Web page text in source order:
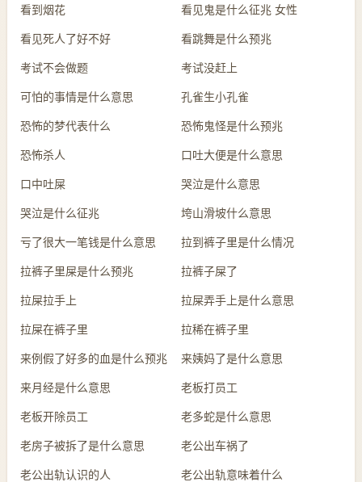
看到烟花 看见鬼是什么征兆 女性
看见死人了好不好 看跳舞是什么预兆
考试不会做题 考试没赶上
可怕的事情是什么意思 孔雀生小孔雀
恐怖的梦代表什么 恐怖鬼怪是什么预兆
恐怖杀人 口吐大便是什么意思
口中吐屎 哭泣是什么意思
哭泣是什么征兆 垮山滑坡什么意思
亏了很大一笔钱是什么意思 拉到裤子里是什么情况
拉裤子里屎是什么预兆 拉裤子屎了
拉屎拉手上 拉屎弄手上是什么意思
拉屎在裤子里 拉稀在裤子里
来例假了好多的血是什么预兆 来姨妈了是什么意思
来月经是什么意思 老板打员工
老板开除员工 老多蛇是什么意思
老房子被拆了是什么意思 老公出车祸了
老公出轨认识的人 老公出轨意味着什么